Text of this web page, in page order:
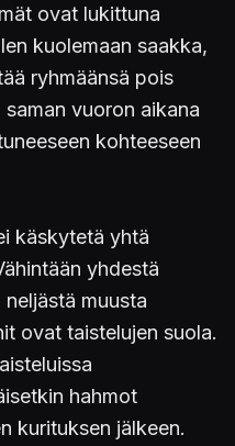
ovat lukittuna
kuolemaan saakka,
ryhmäänsä pois
vuoron aikana
kohteeseen
käskytetä yhtä
yhdestä
muusta
ovat taistelujen suola.
hahmot
kurituksen jälkeen.